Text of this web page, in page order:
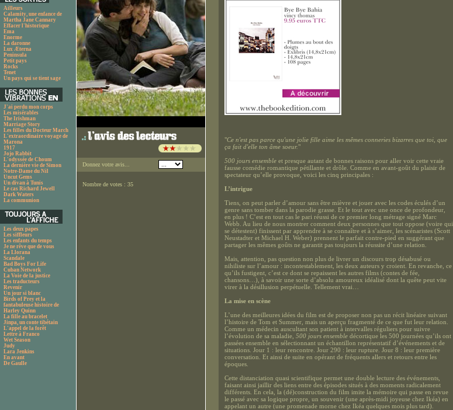
Ailleurs
Calamity, une enfance de
Martha Jane Cannary
Effacer l'historique
Ema
Enorme
La daronne
Lux Æterna
Peninsula
Petit pays
Rocks
Tenet
Un pays qui se tient sage
J'ai perdu mon corps
Les misérables
The Irishman
Marriage Story
Les filles du Docteur March
L'extraordinaire voyage de
Marona
1917
Jojo Rabbit
L'odyssée de Choum
La dernière vie de Simon
Notre-Dame du Nil
Uncut Gems
Un divan à Tunis
Le cas Richard Jewell
Dark Waters
La communion
Les deux papes
Les siffleurs
Les enfants du temps
Je ne rêve que de vous
La Llorana
Scandale
Bad Boys For Life
Cuban Network
La Voie de la justice
Les traducteurs
Revenir
Un jour si blanc
Birds of Prey et la
fantabuleuse histoire de
Harley Quinn
La fille au bracelet
Jinpa, un conte tibétain
L'appel de la forêt
Lettre à Franco
Wet Season
Judy
Lara Jenkins
En avant
De Gaulle
Donnez votre avis...
Nombre de votes : 35
"Ce n'est pas parce qu'une jolie fille aime les mêmes conneries bizarres que toi, que
ça fait d'elle ton âme soeur."
500 jours ensemble et presque autant de bonnes raisons pour aller voir cette vraie
fausse comédie romantique pétillante et drôle. Comme en avant-goût du plaisir de
spectateur qu’elle provoque, voici les cinq principales :
L’intrigue
Tiens, on peut parler d’amour sans être mièvre et jouer avec les codes éculés d’un
genre sans tomber dans la parodie grasse. Et le tout avec une once de profondeur,
en plus ! C’est en tout cas le pari réussi de ce premier long métrage signé Marc
Webb. Au lieu de nous montrer comment deux personnes que tout oppose (voire qui
se détestent) finissent par apprendre à se connaître et à s’aimer, les scénaristes (Scott
Neustadter et Michael H. Weber) prennent le parfait contre-pied en suggérant que
partager les mêmes goûts ne garantit pas toujours la réussite d’une relation.
Mais, attention, pas question non plus de livrer un discours trop désabusé ou
nihiliste sur l’amour : incontestablement, les deux auteurs y croient. En revanche, ce
qu’ils fustigent, c’est ce dont se repaissent les autres films (contes de fée,
chansons…), à savoir une sorte d’absolu amoureux idéalisé dont la quête peut vite
virer à la désillusion perpétuelle. Tellement vrai…
La mise en scène
L’une des meilleures idées du film est de proposer non pas un récit linéaire suivant
l’histoire de Tom et Summer, mais un aperçu fragmenté de ce que fut leur relation.
Comme un médecin auscultant son patient à intervalles réguliers pour suivre
l’évolution de sa maladie, 500 jours ensemble décortique les 500 journées qu’ils ont
passées ensemble en sélectionnant un échantillon représentatif d’événements et de
situations. Jour 1 : leur rencontre. Jour 290 : leur rupture. Jour 8 : leur première
conversation. Et ainsi de suite en opérant de fréquents allers et retours entre les
époques.
Cette distanciation quasi scientifique permet une double lecture des événements,
faisant ainsi jaillir des liens entre des épisodes situés à des moments radicalement
différents. En cela, la (dé)construction du film imite la mémoire qui passe en revue
le passé avec sa logique propre, un souvenir (une après-midi joyeuse chez Ikéa) en
appelant un autre (une promenade morne chez Ikéa quelques mois plus tard).